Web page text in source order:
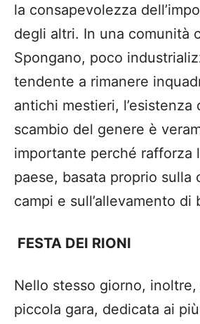
la consapevolezza
degli altri. In una comunità
Spongano, poco
tendente a rimanere
antichi mestieri, l’esistenza
scambio del genere è
importante perché rafforza
paese, basata proprio sulla
campi e sull’allevamento di
FESTA DEI RIONI
Nello stesso giorno,
piccola gara, dedicata ai